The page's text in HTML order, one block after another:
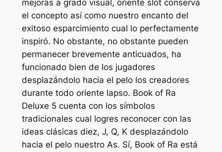
mejoras a grado visual, oriente slot conserva
el concepto así­ como nuestro encanto del
exitoso esparcimiento cual lo perfectamente
inspiró. No obstante, no obstante pueden
permanecer brevemente anticuados, ha
funcionado bien de los jugadores
desplazándolo hacia el pelo los creadores
durante todo oriente lapso. Book of Ra
Deluxe 5 cuenta con los símbolos
tradicionales cual logres reconocer con las
ideas clásicas diez, J, Q, K desplazándolo
hacia el pelo nuestro As. Sí, Book of Ra está